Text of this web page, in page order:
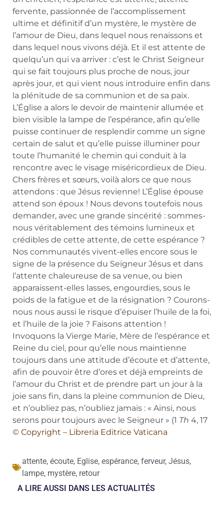
fervente, passionnée de l’accomplissement
ultime et définitif d’un mystère, le mystère de
l’amour de Dieu, dans lequel nous renaissons et
dans lequel nous vivons déjà. Et il est attente de
quelqu’un qui va arriver : c’est le Christ Seigneur
qui se fait toujours plus proche de nous, jour
après jour, et qui vient nous introduire enfin dans
la plénitude de sa communion et de sa paix.
L’Église a alors le devoir de maintenir allumée et
bien visible la lampe de l’espérance, afin qu’elle
puisse continuer de resplendir comme un signe
certain de salut et qu’elle puisse illuminer pour
toute l’humanité le chemin qui conduit à la
rencontre avec le visage miséricordieux de Dieu.
Chers frères et sœurs, voilà alors ce que nous
attendons : que Jésus revienne! L’Église épouse
attend son époux ! Nous devons toutefois nous
demander, avec une grande sincérité : sommes-
nous véritablement des témoins lumineux et
crédibles de cette attente, de cette espérance ?
Nos communautés vivent-elles encore sous le
signe de la présence du Seigneur Jésus et dans
l’attente chaleureuse de sa venue, ou bien
apparaissent-elles lasses, engourdies, sous le
poids de la fatigue et de la résignation ? Courons-
nous nous aussi le risque d’épuiser l’huile de la foi,
et l’huile de la joie ? Faisons attention !
Invoquons la Vierge Marie, Mère de l’espérance et
Reine du ciel, pour qu’elle nous maintienne
toujours dans une attitude d’écoute et d’attente,
afin de pouvoir être d’ores et déjà empreints de
l’amour du Christ et de prendre part un jour à la
joie sans fin, dans la pleine communion de Dieu,
et n’oubliez pas, n’oubliez jamais : « Ainsi, nous
serons pour toujours avec le Seigneur » (1 Th 4, 17
© Copyright – Libreria Editrice Vaticana
attente, écoute, Eglise, espérance, ferveur, Jésus,
lampe, mystère, retour
A LIRE AUSSI DANS LES ACTUALITÉS